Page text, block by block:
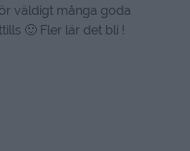
väldigt många goda
🙂 Fler lär det bli !